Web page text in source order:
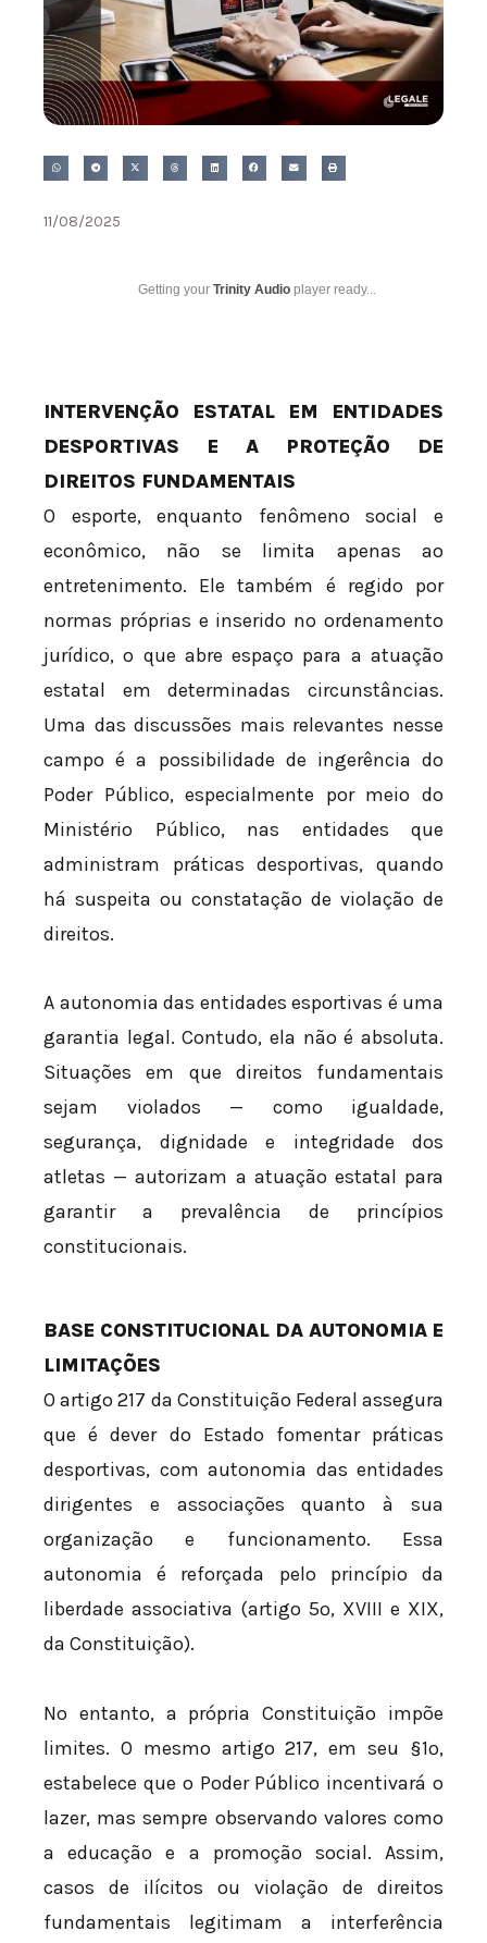
11/08/2025
Getting your Trinity Audio player ready...
INTERVENÇÃO ESTATAL EM ENTIDADES
DESPORTIVAS E A PROTEÇÃO DE
DIREITOS FUNDAMENTAIS
O esporte, enquanto fenômeno social e
econômico, não se limita apenas ao
entretenimento. Ele também é regido por
normas próprias e inserido no ordenamento
jurídico, o que abre espaço para a atuação
estatal em determinadas circunstâncias.
Uma das discussões mais relevantes nesse
campo é a possibilidade de ingerência do
Poder Público, especialmente por meio do
Ministério Público, nas entidades que
administram práticas desportivas, quando
há suspeita ou constatação de violação de
direitos.
A autonomia das entidades esportivas é uma
garantia legal. Contudo, ela não é absoluta.
Situações em que direitos fundamentais
sejam violados — como igualdade,
segurança, dignidade e integridade dos
atletas — autorizam a atuação estatal para
garantir a prevalência de princípios
constitucionais.
BASE CONSTITUCIONAL DA AUTONOMIA E
LIMITAÇÕES
O artigo 217 da Constituição Federal assegura
que é dever do Estado fomentar práticas
desportivas, com autonomia das entidades
dirigentes e associações quanto à sua
organização e funcionamento. Essa
autonomia é reforçada pelo princípio da
liberdade associativa (artigo 5º, XVIII e XIX,
da Constituição).
No entanto, a própria Constituição impõe
limites. O mesmo artigo 217, em seu §1º,
estabelece que o Poder Público incentivará o
lazer, mas sempre observando valores como
a educação e a promoção social. Assim,
casos de ilícitos ou violação de direitos
fundamentais legitimam a interferência